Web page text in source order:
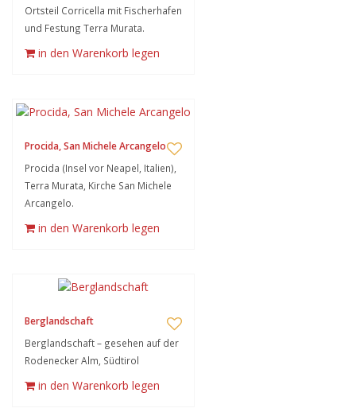
Ortsteil Corricella mit Fischerhafen
und Festung Terra Murata.
in den Warenkorb legen
Procida, San Michele Arcangelo
Procida (Insel vor Neapel, Italien),
Terra Murata, Kirche San Michele
Arcangelo.
in den Warenkorb legen
Berglandschaft
Berglandschaft – gesehen auf der
Rodenecker Alm, Südtirol
in den Warenkorb legen